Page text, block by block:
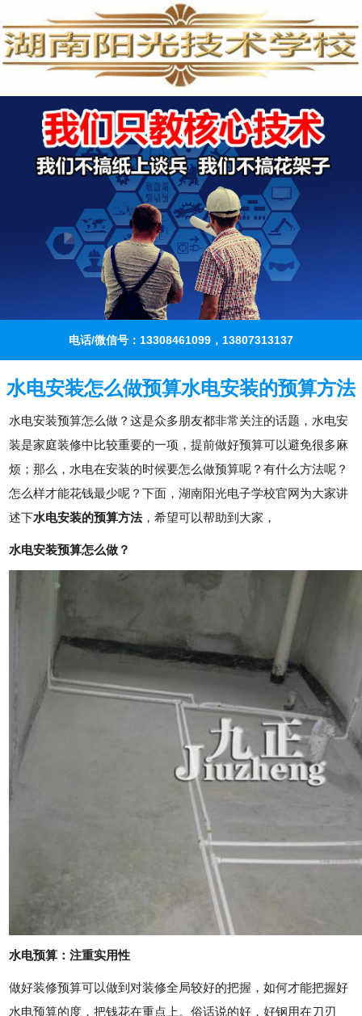
电话/微信号：13308461099，13807313137
水电安装怎么做预算水电安装的预算方法
水电安装预算怎么做？这是众多朋友都非常关注的话题，水电安
装是家庭装修中比较重要的一项，提前做好预算可以避免很多麻
烦；那么，水电在安装的时候要怎么做预算呢？有什么方法呢？
怎么样才能花钱最少呢？下面，湖南阳光电子学校官网为大家讲
述下水电安装的预算方法，希望可以帮助到大家，
水电安装预算怎么做？
水电预算：注重实用性
做好装修预算可以做到对装修全局较好的把握，如何才能把握好
水电预算的度，把钱花在重点上。俗话说的好，好钢用在刀刃